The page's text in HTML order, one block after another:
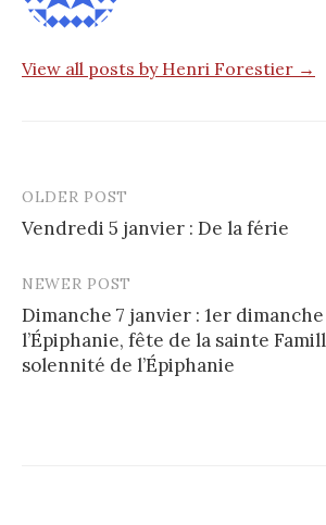
View all posts by Henri Forestier →
Post
navigation
OLDER POST
Vendredi 5 janvier : De la férie
NEWER POST
Dimanche 7 janvier : 1er
l’Épiphanie, fête de la sainte
solennité de l’Épiphanie